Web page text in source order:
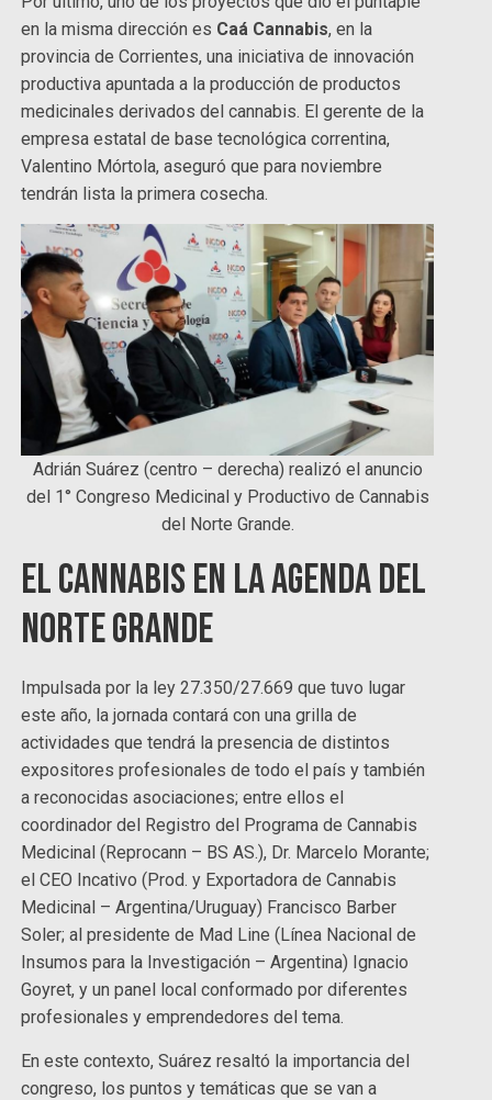
en la misma dirección es Caá Cannabis, en la
provincia de Corrientes, una iniciativa de innovación
productiva apuntada a la producción de productos
medicinales derivados del cannabis. El gerente de la
empresa estatal de base tecnológica correntina,
Valentino Mórtola, aseguró que para noviembre
tendrán lista la primera cosecha.
Adrián Suárez (centro – derecha) realizó el anuncio
del 1° Congreso Medicinal y Productivo de Cannabis
del Norte Grande.
El cannabis en la agenda del
Norte Grande
Impulsada por la ley 27.350/27.669 que tuvo lugar
este año, la jornada contará con una grilla de
actividades que tendrá la presencia de distintos
expositores profesionales de todo el país y también
a reconocidas asociaciones; entre ellos el
coordinador del Registro del Programa de Cannabis
Medicinal (Reprocann – BS AS.), Dr. Marcelo Morante;
el CEO Incativo (Prod. y Exportadora de Cannabis
Medicinal – Argentina/Uruguay) Francisco Barber
Soler; al presidente de Mad Line (Línea Nacional de
Insumos para la Investigación – Argentina) Ignacio
Goyret, y un panel local conformado por diferentes
profesionales y emprendedores del tema.
En este contexto, Suárez resaltó la importancia del
congreso, los puntos y temáticas que se van a